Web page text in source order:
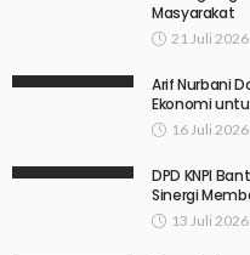
Masyarakat
21 Juli 2026
Arif Nurbani
Ekonomi
16 Juli 2026
DPD KNPI
Sinergi
13 Juli 2026